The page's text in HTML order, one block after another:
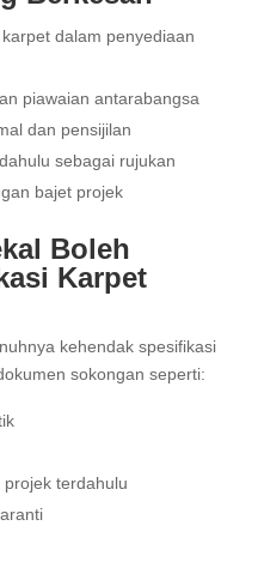
dalam penyediaan
piawaian antarabangsa
dan pensijilan
sebagai rujukan
bajet projek
Boleh
Karpet
kehendak spesifikasi
sokongan seperti:
terdahulu